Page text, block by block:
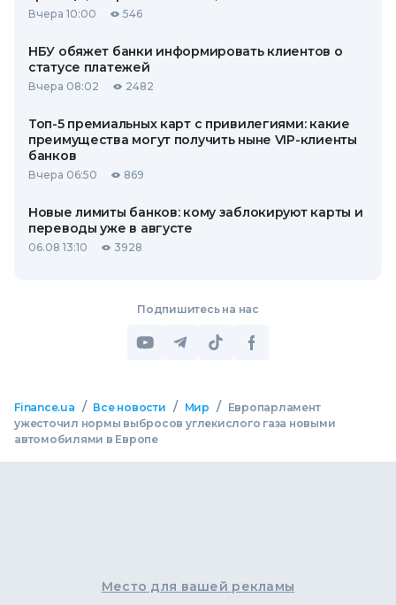
Вчера 10:00 546
НБУ обяжет банки информировать клиентов о
статусе платежей
Вчера 08:02 2482
Топ-5 премиальных карт с привилегиями: какие
преимущества могут получить ныне VIP-клиенты
банков
Вчера 06:50 869
Новые лимиты банков: кому заблокируют карты и
переводы уже в августе
06.08 13:10 3928
Подпишитесь на нас
Finance.ua / Все новости / Мир /
Европарламент
ужесточил нормы выбросов углекислого газа новыми
автомобилями в Европе
Место для вашей рекламы